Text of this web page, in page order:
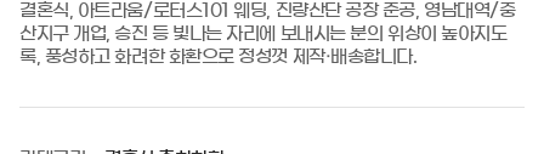
결혼식, 아트라움/로터스101 웨딩, 진량산단 공장 준공, 영남대역/중
산지구 개업, 승진 등 빛나는 자리에 보내시는 분의 위상이 높아지도
록, 풍성하고 화려한 화환으로 정성껏 제작·배송합니다.